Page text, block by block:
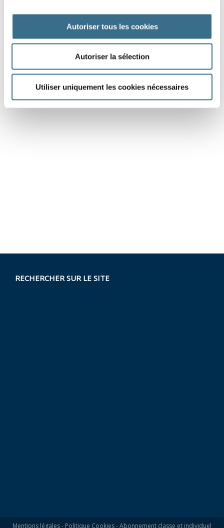
Autoriser tous les cookies
Autoriser la sélection
Utiliser uniquement les cookies nécessaires
RECHERCHER SUR LE SITE
Mentions légales- Politique Cookies-Abonnement classe et individuel